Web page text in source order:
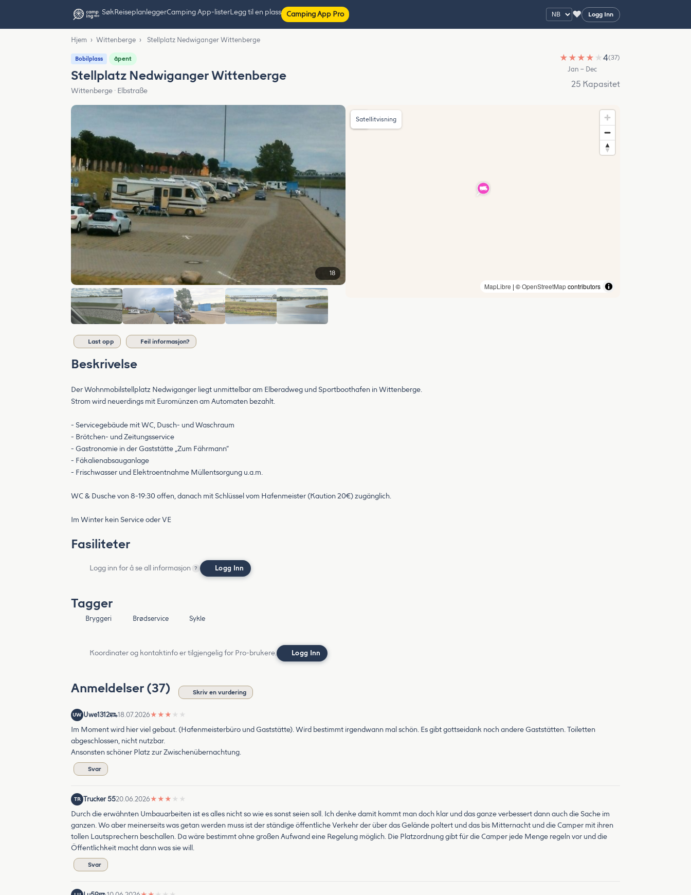
SøkReiseplanleggerCamping App-listerLegg til en plass Camping App Pro ♥ Logg Inn
Hjem › Wittenberge › Stellplatz Nedwiganger Wittenberge
Bobilplass åpent
Stellplatz Nedwiganger Wittenberge
Wittenberge · Elbstraße
★ ★ ★ ★ ★4(37)
Jan – Dec
25 Kapasitet
18
MapLibre | ©OpenStreetMapcontributors
Satellitvisning
Last opp Feil informasjon?
Beskrivelse
Der Wohnmobilstellplatz Nedwiganger liegt unmittelbar am Elberadweg und Sportboothafen in Wittenberge.
Strom wird neuerdings mit Euromünzen am Automaten bezahlt.
- Servicegebäude mit WC, Dusch- und Waschraum
- Brötchen- und Zeitungsservice
- Gastronomie in der Gaststätte „Zum Fährmann“
- Fäkalienabsauganlage
- Frischwasser und Elektroentnahme Müllentsorgung u.a.m.
WC & Dusche von 8-19:30 offen, danach mit Schlüssel vom Hafenmeister (Kaution 20€) zugänglich.
Im Winter kein Service oder VE
Fasiliteter
Logg inn for å se all informasjon ? Logg Inn
Tagger
Bryggeri Brødservice Sykle
Koordinater og kontaktinfo er tilgjengelig for Pro-brukere. Logg Inn
Anmeldelser (37) Skriv en vurdering
UW Uwe1312 18.07.2026★ ★ ★ ★ ★
Im Moment wird hier viel gebaut. (Hafenmeisterbüro und Gaststätte). Wird bestimmt irgendwann mal schön. Es gibt gottseidank noch andere Gaststätten. Toiletten
abgeschlossen, nicht nutzbar.
Ansonsten schöner Platz zur Zwischenübernachtung.
Svar
TR Trucker 5520.06.2026★ ★ ★ ★ ★
Durch die erwähnten Umbauarbeiten ist es alles nicht so wie es sonst seien soll. Ich denke damit kommt man doch klar und das ganze verbessert dann auch die Sache im
ganzen. Wo aber meinerseits was getan werden muss ist der ständige öffentliche Verkehr der über das Gelände poltert und das bis Mitternacht und die Camper mit ihren
tollen Lautsprechern beschallen. Da wäre bestimmt ohne großen Aufwand eine Regelung möglich. Die Platzordnung gibt für die Camper jede Menge regeln vor und die
Öffentlichkeit macht dann was sie will.
Svar